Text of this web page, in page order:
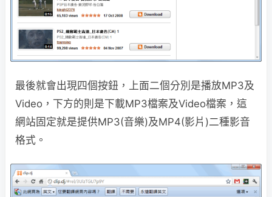
最後就會出現四個按鈕，上面二個分別是播放MP3及
Video，下方的則是下載MP3檔案及Video檔案，這
網站固定就是提供MP3(音樂)及MP4(影片)二種影音
格式。